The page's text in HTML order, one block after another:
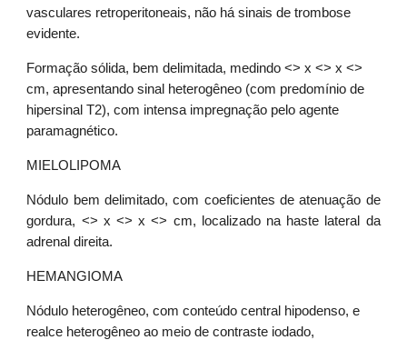
vasculares retroperitoneais, não há sinais de trombose
evidente.
Formação sólida, bem delimitada, medindo <> x <> x <>
cm, apresentando sinal heterogêneo (com predomínio de
hipersinal T2), com intensa impregnação pelo agente
paramagnético.
MIELOLIPOMA
Nódulo bem delimitado, com coeficientes de atenuação de
gordura, <> x <> x <> cm, localizado na haste lateral da
adrenal direita.
HEMANGIOMA
Nódulo heterogêneo, com conteúdo central hipodenso, e
realce heterogêneo ao meio de contraste iodado,